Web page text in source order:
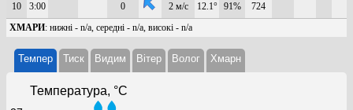
10 3:00 0 2 м/с 12.1° 91%
724
ХМАРИ: нижні - n/a, середні - n/a, високі - n/a
Темпер Тиск Видим Вітер Волог Хмарн
Температура, °C